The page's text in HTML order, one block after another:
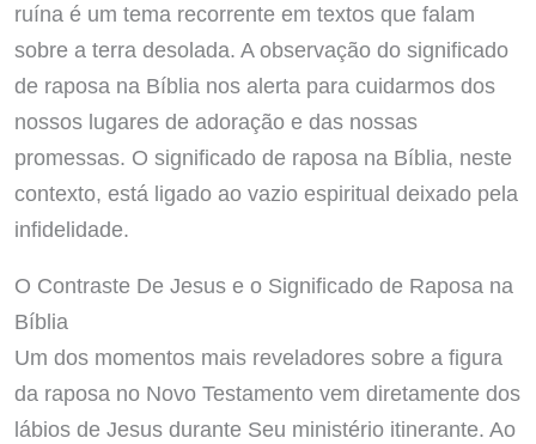
ruína é um tema recorrente em textos que falam
sobre a terra desolada. A observação do significado
de raposa na Bíblia nos alerta para cuidarmos dos
nossos lugares de adoração e das nossas
promessas. O significado de raposa na Bíblia, neste
contexto, está ligado ao vazio espiritual deixado pela
infidelidade.
O Contraste De Jesus e o Significado de Raposa na
Bíblia
Um dos momentos mais reveladores sobre a figura
da raposa no Novo Testamento vem diretamente dos
lábios de Jesus durante Seu ministério itinerante. Ao